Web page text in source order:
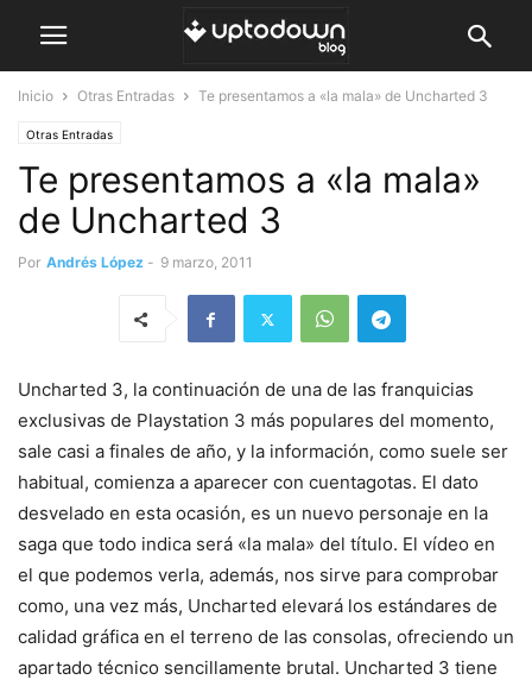
Inicio Otras Entradas Te presentamos a «la mala» de Uncharted 3
Otras Entradas
Te presentamos a «la mala»
de Uncharted 3
Por Andrés López - 9 marzo, 2011
Uncharted 3, la continuación de una de las franquicias
exclusivas de Playstation 3 más populares del momento,
sale casi a finales de año, y la información, como suele ser
habitual, comienza a aparecer con cuentagotas. El dato
desvelado en esta ocasión, es un nuevo personaje en la
saga que todo indica será «la mala» del título. El vídeo en
el que podemos verla, además, nos sirve para comprobar
como, una vez más, Uncharted elevará los estándares de
calidad gráfica en el terreno de las consolas, ofreciendo un
apartado técnico sencillamente brutal. Uncharted 3 tiene